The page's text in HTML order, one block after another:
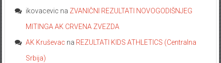
ikovacevic na ZVANIČNI REZULTATI NOVOGODIŠNJEG
MITINGA AK CRVENA ZVEZDA
AK Kruševac na REZULTATI KIDS ATHLETICS (Centralna
Srbija)